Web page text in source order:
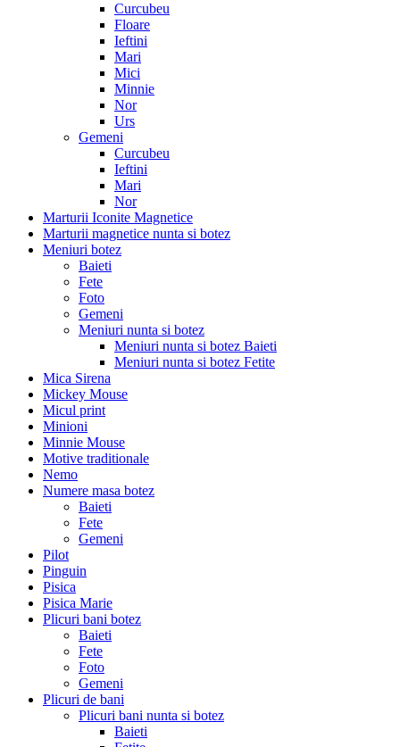
Curcubeu
Floare
Ieftini
Mari
Mici
Minnie
Nor
Urs
Gemeni
Curcubeu
Ieftini
Mari
Nor
Marturii Iconite Magnetice
Marturii magnetice nunta si botez
Meniuri botez
Baieti
Fete
Foto
Gemeni
Meniuri nunta si botez
Meniuri nunta si botez Baieti
Meniuri nunta si botez Fetite
Mica Sirena
Mickey Mouse
Micul print
Minioni
Minnie Mouse
Motive traditionale
Nemo
Numere masa botez
Baieti
Fete
Gemeni
Pilot
Pinguin
Pisica
Pisica Marie
Plicuri bani botez
Baieti
Fete
Foto
Gemeni
Plicuri de bani
Plicuri bani nunta si botez
Baieti